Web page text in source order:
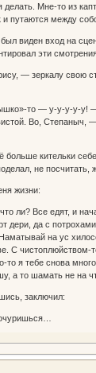
Мне-то из
и путаются между
виден вход на
эти
— зеркалу свою
то — у-у-у-у-у!
Во,
кительки
не посчитать,
жизни:
ли? Все едят, и
дери, да с
на ус
С
я тебе снова
а то шамать не на
заключил: